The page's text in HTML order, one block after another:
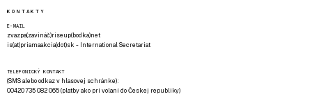
KONTAKTY
E-MAIL
zvazpa(zavináč)riseup(bodka)net
is(at)priamaakcia(dot)sk - International Secretariat
TELEFONICKÝ KONTAKT
(SMS alebo odkaz v hlasovej schránke):
00420 735 082 065 (platby ako pri volaní do Českej republiky)